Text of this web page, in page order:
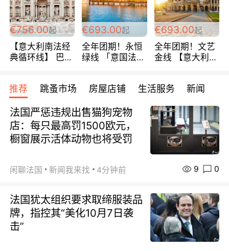
€756.00起
【意大利南法经
典循环线】 巴黎
宾馆 108欧/天起
全程756欧/位
€693.00起
全年团期！永恒
绿线 「意国法
欧/天起 ~包拼房
€693.00起
全年团期！文艺
金线 【意大利一
每周铁发！
推荐 跳蚤市场 房屋店铺 生活服务 新闻
法国严惩违规出售猫狗宠物
店：每只最高罚1500欧元，
橱窗展示活体动物也将受罚
闲聊法国 新闻我来找 4分钟前 9 0
法国犹太组织要求取缔服装品
牌，指控其“美化10月7日袭
击”